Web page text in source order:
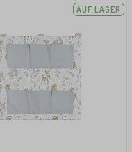
AUF LAGER